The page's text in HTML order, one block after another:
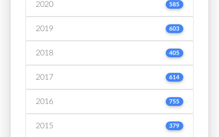
2020 585
2019 603
2018 405
2017 614
2016 755
2015 379